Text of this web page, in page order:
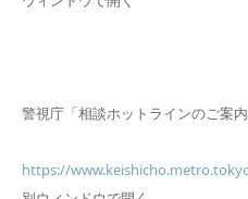
警視庁「相談ホットラインのご案内
https://